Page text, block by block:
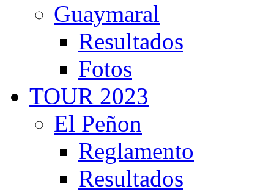
Guaymaral
Resultados
Fotos
TOUR 2023
El Peñon
Reglamento
Resultados